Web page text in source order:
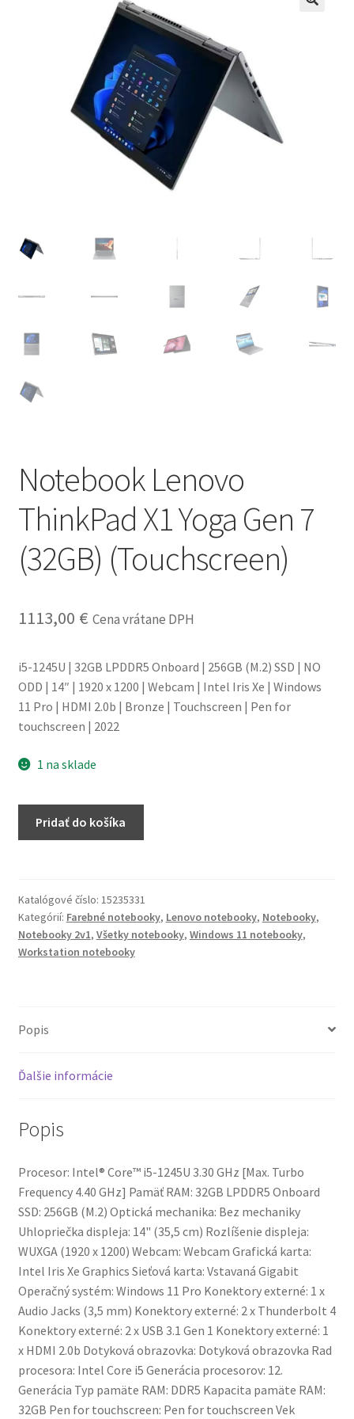
Pokladňa
Sample
Všeobecné
podmienky
Notebook Lenovo
ThinkPad X1 Yoga Gen 7
(32GB) (Touchscreen)
1113,00 € Cena vrátane DPH
i5-1245U | 32GB LPDDR5 Onboard | 256GB (M.2) SSD | NO
ODD | 14″ | 1920 x 1200 | Webcam | Intel Iris Xe | Windows
11 Pro | HDMI 2.0b | Bronze | Touchscreen | Pen for
touchscreen | 2022
1 na sklade
množstvo
X1
Yoga
Gen
7
Pridať do košíka
Katalógové číslo: 15235331
Kategórií: Farebné notebooky, Lenovo notebooky, Notebooky,
Notebooky 2v1, Všetky notebooky, Windows 11 notebooky,
Workstation notebooky
Popis
Ďalšie informácie
Popis
Procesor: Intel® Core™ i5-1245U 3.30 GHz [Max. Turbo
Frequency 4.40 GHz] Pamäť RAM: 32GB LPDDR5 Onboard
SSD: 256GB (M.2) Optická mechanika: Bez mechaniky
Uhlopriečka displeja: 14" (35,5 cm) Rozlíšenie displeja:
WUXGA (1920 x 1200) Webcam: Webcam Grafická karta:
Intel Iris Xe Graphics Sieťová karta: Vstavaná Gigabit
Operačný systém: Windows 11 Pro Konektory externé: 1 x
Audio Jacks (3,5 mm) Konektory externé: 2 x Thunderbolt 4
Konektory externé: 2 x USB 3.1 Gen 1 Konektory externé: 1
x HDMI 2.0b Dotyková obrazovka: Dotyková obrazovka Rad
procesora: Intel Core i5 Generácia procesorov: 12.
Generácia Typ pamäte RAM: DDR5 Kapacita pamäte RAM:
32GB Pen for touchscreen: Pen for touchscreen Vek